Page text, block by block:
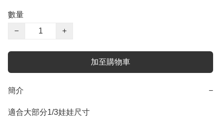
數量
−
+
加至購物車
簡介 −
適合大部分1/3娃娃尺寸